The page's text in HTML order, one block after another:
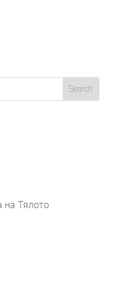
на Тялото